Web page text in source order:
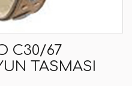
C30/67
TASMASI